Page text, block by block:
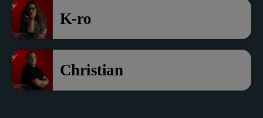
K-ro
Christian